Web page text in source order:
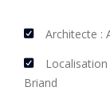
Architecte :
Briand